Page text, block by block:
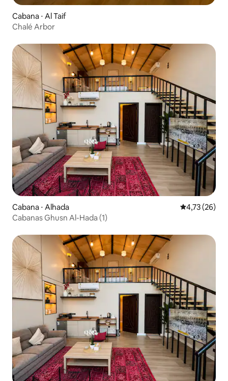
Cabana ⋅ Al Taif
Chalé Arbor
Cabana ⋅ Alhada 4,73 de uma
4,73 (26)
Cabanas Ghusn Al-Hada (1)